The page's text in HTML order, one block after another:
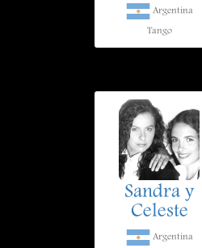
Argentina
Tango
Sandra y
Celeste
Argentina